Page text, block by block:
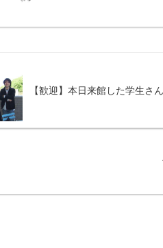
【歓迎】本日来館した学生さ